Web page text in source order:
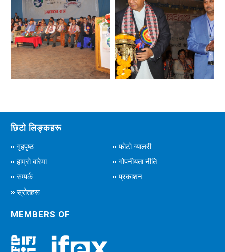
छिटो लिङ्कहरू
गृहपृष्ठ
फोटो ग्यालरी
हाम्रो बारेमा
गोपनीयता नीति
सम्पर्क
प्रकाशन
स्रोतहरू
MEMBERS OF